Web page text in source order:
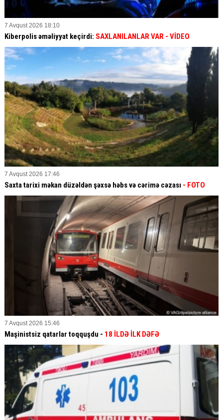
7 Avqust 2026 18:10
Kiberpolis əməliyyat keçirdi: SAXLANILANLAR VAR - VİDEO
7 Avqust 2026 17:46
Saxta tarixi məkan düzəldən şəxsə həbs və cərimə cəzası - FOTO
7 Avqust 2026 15:46
Maşinistsiz qatarlar toqquşdu - 18 İLDƏ İLK DƏFƏ